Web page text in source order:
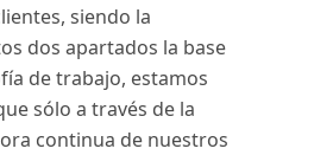
siendo la
dos apartados la base
de trabajo, estamos
sólo a través de la
continua de nuestros